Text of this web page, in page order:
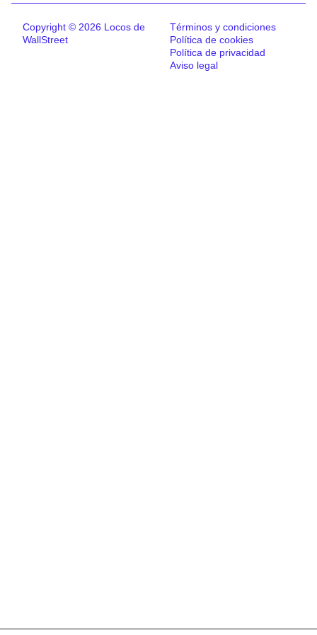
Copyright © 2026 Locos de
WallStreet
Términos y condiciones
Política de cookies
Política de privacidad
Aviso legal